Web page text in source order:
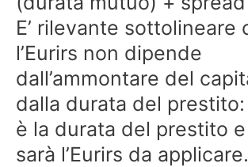
E’ rilevante sottolineare
l’Eurirs non dipende
dall’ammontare del
dalla durata del
è la durata del prestito
sarà l’Eurirs da applicare.